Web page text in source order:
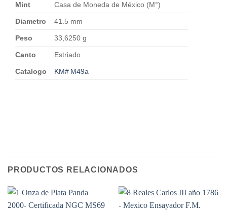
Mint Casa de Moneda de México (M°)
Diametro 41.5 mm
Peso 33,6250 g
Canto Estriado
Catalogo KM# M49a
PRODUCTOS RELACIONADOS